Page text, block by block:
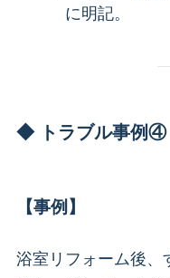
に明記。
◆ トラブル事例④
【事例】
浴室リフォーム後、